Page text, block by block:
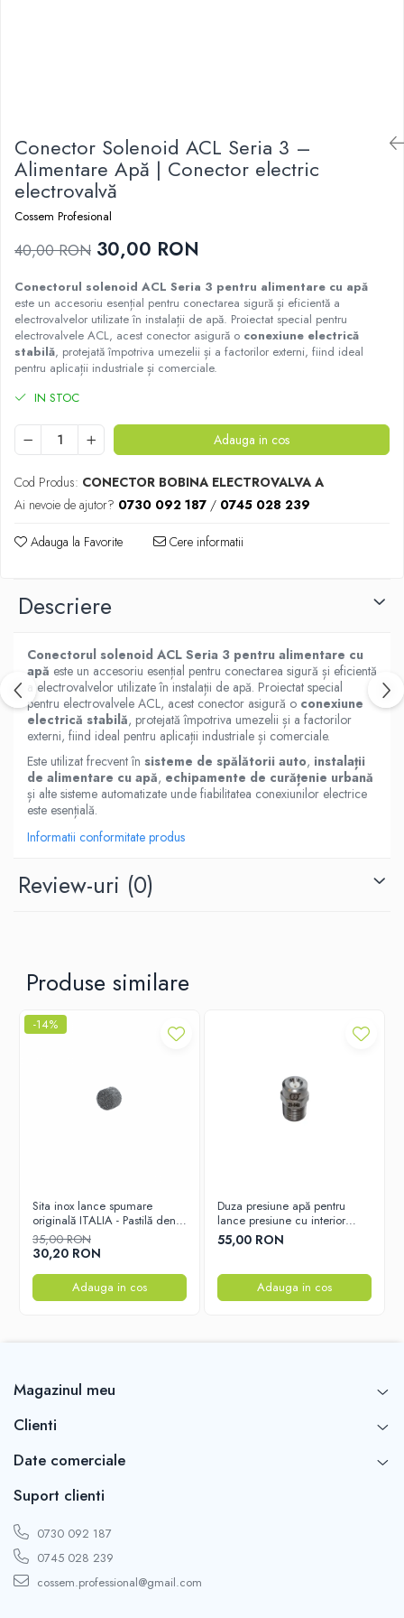
Conector Solenoid ACL Seria 3 –
Alimentare Apă | Conector electric
electrovalvă
Cossem Profesional
40,00 RON 30,00 RON
Conectorul solenoid ACL Seria 3 pentru alimentare cu apă
este un accesoriu esențial pentru conectarea sigură și eficientă a
electrovalvelor utilizate în instalații de apă. Proiectat special pentru
electrovalvele ACL, acest conector asigură o conexiune electrică
stabilă, protejată împotriva umezelii și a factorilor externi, fiind ideal
pentru aplicații industriale și comerciale.
IN STOC
Adauga in cos
Cod Produs: CONECTOR BOBINA ELECTROVALVA A
Ai nevoie de ajutor? 0730 092 187 / 0745 028 239
Adauga la Favorite Cere informatii
Descriere
Conectorul solenoid ACL Seria 3 pentru alimentare cu
apă este un accesoriu esențial pentru conectarea sigură și eficientă
a electrovalvelor utilizate în instalații de apă. Proiectat special
pentru electrovalvele ACL, acest conector asigură o conexiune
electrică stabilă, protejată împotriva umezelii și a factorilor
externi, fiind ideal pentru aplicații industriale și comerciale.
Este utilizat frecvent în sisteme de spălătorii auto, instalații
de alimentare cu apă, echipamente de curățenie urbană
și alte sisteme automatizate unde fiabilitatea conexiunilor electrice
este esențială.
Informatii conformitate produs
Review-uri (0)
Produse similare
-14%
Sita inox lance spumare
originală ITALIA - Pastilă densă
compatibilă cu pistol spumă și
dispozitive de spumare tip
frișcă self service
35,00 RON
30,20 RON
Adauga in cos
Duza presiune apă pentru
lance presiune cu interior
ceramic 25x040 – Duza
durabilă pentru performanță
55,00 RON
Adauga in cos
Magazinul meu
Clienti
Date comerciale
Suport clienti
0730 092 187
0745 028 239
cossem.professional@gmail.com